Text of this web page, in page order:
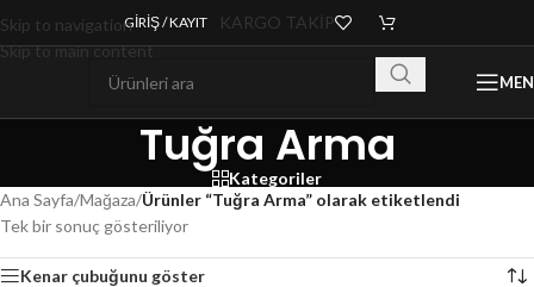
Skip to navigation
Skip to main content
GIRIŞ / KAYIT KARGO TAKİP
Tuğra Arma
Kategoriler
Ana Sayfa/Mağaza/Ürünler “Tuğra Arma” olarak etiketlendi
Tek bir sonuç gösteriliyor
Kenar çubuğunu göster